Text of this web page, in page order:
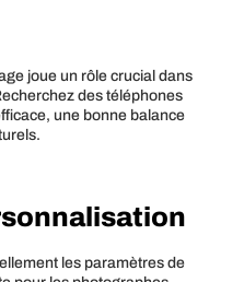
joue un rôle crucial dans
des téléphones
une bonne balance
les paramètres de